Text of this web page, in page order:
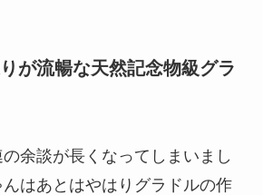
が流暢な天然記念物級グラ
余談が長くなってしまいまし
はあとはやはりグラドルの作